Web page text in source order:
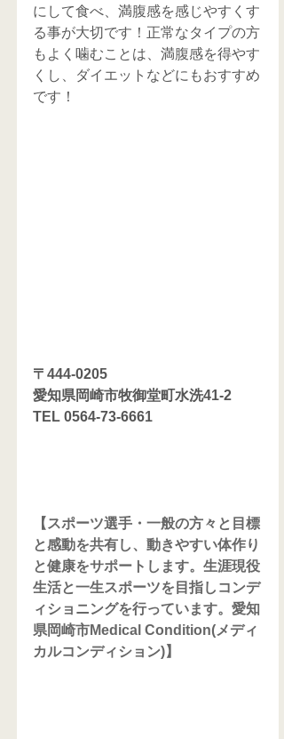
にして食べ、満腹感を感じやすくす
る事が大切です！正常なタイプの方
もよく噛むことは、満腹感を得やす
くし、ダイエットなどにもおすすめ
です！
〒444-0205
愛知県岡崎市牧御堂町水洗41-2
TEL 0564-73-6661
【スポーツ選手・一般の方々と目標
と感動を共有し、動きやすい体作り
と健康をサポートします。生涯現役
生活と一生スポーツを目指しコンデ
ィショニングを行っています。愛知
県岡崎市Medical Condition(メディ
カルコンディション)】